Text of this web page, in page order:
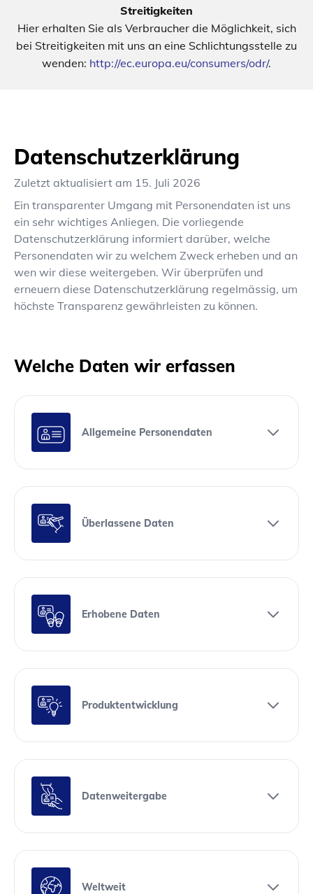
Streitigkeiten
Hier erhalten Sie als Verbraucher die Möglichkeit, sich
bei Streitigkeiten mit uns an eine Schlichtungsstelle zu
wenden: http://ec.europa.eu/consumers/odr/.
Datenschutzerklärung
Zuletzt aktualisiert am 15. Juli 2026
Ein transparenter Umgang mit Personendaten ist uns
ein sehr wichtiges Anliegen. Die vorliegende
Datenschutzerklärung informiert darüber, welche
Personendaten wir zu welchem Zweck erheben und an
wen wir diese weitergeben. Wir überprüfen und
erneuern diese Datenschutzerklärung regelmässig, um
höchste Transparenz gewährleisten zu können.
Welche Daten wir erfassen
Allgemeine Personendaten
Überlassene Daten
Erhobene Daten
Produktentwicklung
Datenweitergabe
Weltweit